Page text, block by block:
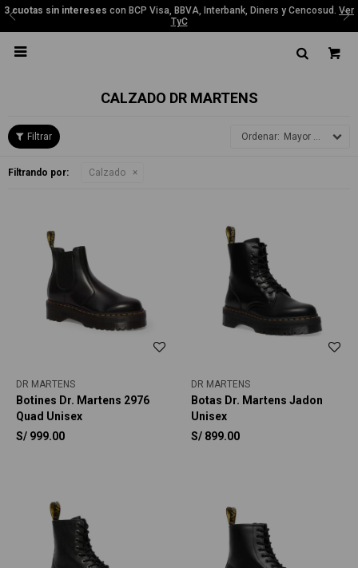
3 cuotas sin intereses con BCP Visa, BBVA, Interbank, Diners y Cencosud. Ver
TyC

CALZADO DR MARTENS
Mayor precio
Filtrando por: Calzado
DR MARTENS
Botines Dr. Martens 2976
Quad Unisex
S/ 999.00
DR MARTENS
Botas Dr. Martens Jadon
Unisex
S/ 899.00